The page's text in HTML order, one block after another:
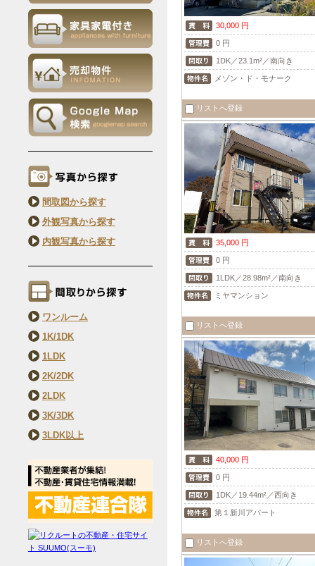
間取図から探す
外観写真から探す
内観写真から探す
ワンルーム
1K/1DK
1LDK
2K/2DK
2LDK
3K/3DK
3LDK以上
30,000 円
0 円
1DK／23.1m²／南向き
メゾン・ド・モナーク
リストへ登録
35,000 円
0 円
1LDK／28.98m²／南向き
ミヤマンション
リストへ登録
40,000 円
0 円
1DK／19.44m²／西向き
第１新川アパート
リストへ登録